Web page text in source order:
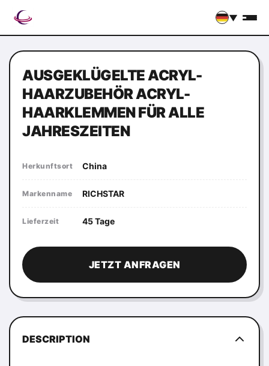
▼
AUSGEKLÜGELTE ACRYL-
HAARZUBEHÖR ACRYL-
HAARKLEMMEN FÜR ALLE
JAHRESZEITEN
Herkunftsort China
Markenname RICHSTAR
Lieferzeit 45 Tage
JETZT ANFRAGEN
DESCRIPTION